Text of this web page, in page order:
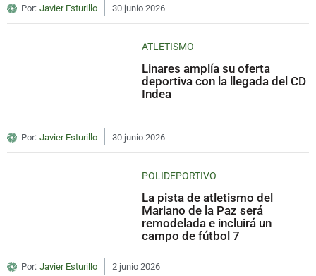
Por: Javier Esturillo 30 junio 2026
ATLETISMO
Linares amplía su oferta
deportiva con la llegada del CD
Indea
Por: Javier Esturillo 30 junio 2026
POLIDEPORTIVO
La pista de atletismo del
Mariano de la Paz será
remodelada e incluirá un
campo de fútbol 7
Por: Javier Esturillo 2 junio 2026